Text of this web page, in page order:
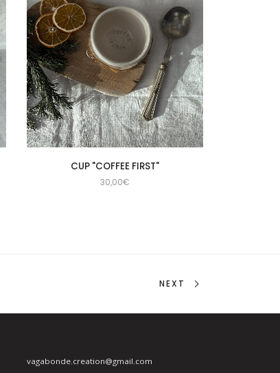
CUP "COFFEE FIRST"
30,00€
NEXT
vagabonde.creation@gmail.com